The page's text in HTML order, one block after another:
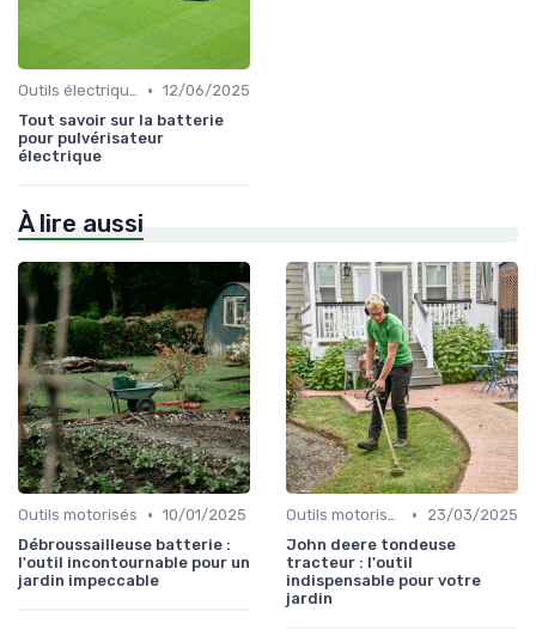
Outils électriques • 12/06/2025
Tout savoir sur la batterie
pour pulvérisateur
électrique
À lire aussi
Outils motorisés • 10/01/2025
Débroussailleuse batterie :
l'outil incontournable pour un
jardin impeccable
Outils motorisés •
23/03/2025
John deere tondeuse
tracteur : l'outil
indispensable pour votre
jardin